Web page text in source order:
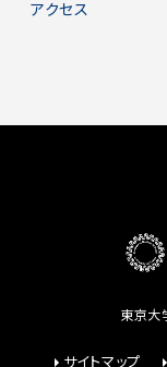
アクセス
東京大
サイトマップ